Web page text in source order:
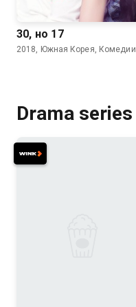
30, но 17
2018, Южная Корея, Комедии
Drama series